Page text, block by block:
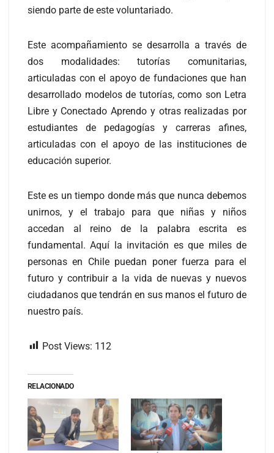
siendo parte de este voluntariado.
Este acompañamiento se desarrolla a través de
dos modalidades: tutorías comunitarias,
articuladas con el apoyo de fundaciones que han
desarrollado modelos de tutorías, como son Letra
Libre y Conectado Aprendo y otras realizadas por
estudiantes de pedagogías y carreras afines,
articuladas con el apoyo de las instituciones de
educación superior.
Este es un tiempo donde más que nunca debemos
unirnos, y el trabajo para que niñas y niños
accedan al reino de la palabra escrita es
fundamental. Aquí la invitación es que miles de
personas en Chile puedan poner fuerza para el
futuro y contribuir a la vida de nuevas y nuevos
ciudadanos que tendrán en sus manos el futuro de
nuestro país.
Post Views: 112
RELACIONADO